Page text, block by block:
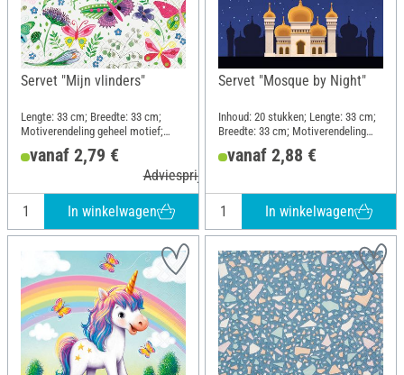
Servet "Mijn vlinders"
Lengte: 33 cm; Breedte: 33 cm;
Motiverendeling geheel motief;
Materiaal: Papier
vanaf 2,79 €
Adviesprijs 3,99 €
In winkelwagen
Servet "Mosque by Night"
Inhoud: 20 stukken; Lengte: 33 cm;
Breedte: 33 cm; Motiverendeling
kwartmotief; Materiaal: Papier
vanaf 2,88 €
In winkelwagen